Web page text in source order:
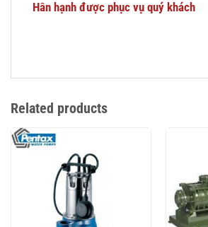
Hân hạnh được phục vụ quý khách
Related products